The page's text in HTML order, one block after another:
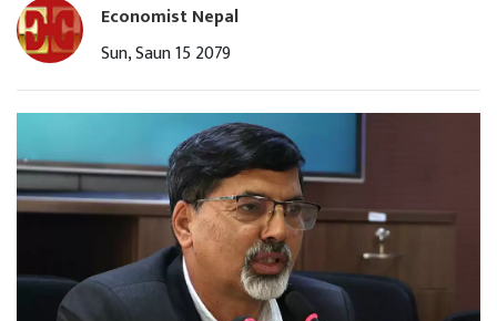
Economist Nepal
Sun, Saun 15 2079